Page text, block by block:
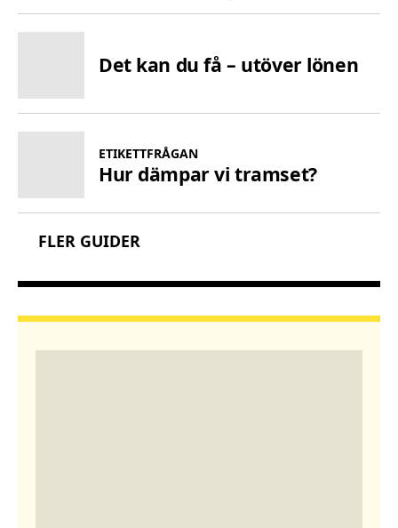
Det kan du få – utöver lönen
ETIKETTFRÅGAN
Hur dämpar vi tramset?
FLER GUIDER